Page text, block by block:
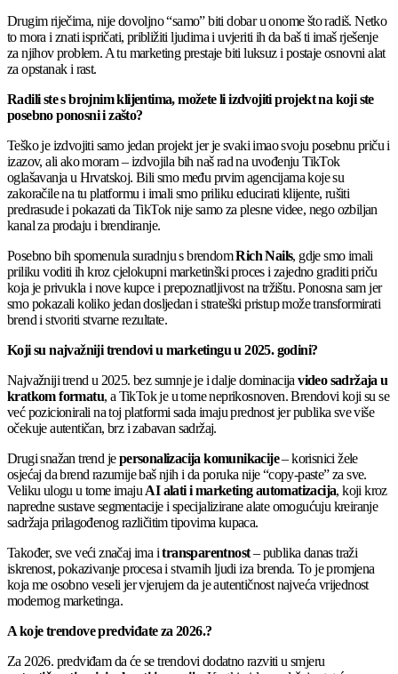
Drugim riječima, nije dovoljno “samo” biti dobar u onome što radiš. Netko
to mora i znati ispričati, približiti ljudima i uvjeriti ih da baš ti imaš rješenje
za njihov problem. A tu marketing prestaje biti luksuz i postaje osnovni alat
za opstanak i rast.
Radili ste s brojnim klijentima, možete li izdvojiti projekt na koji ste
posebno ponosni i zašto?
Teško je izdvojiti samo jedan projekt jer je svaki imao svoju posebnu priču i
izazov, ali ako moram – izdvojila bih naš rad na uvođenju TikTok
oglašavanja u Hrvatskoj. Bili smo među prvim agencijama koje su
zakoračile na tu platformu i imali smo priliku educirati klijente, rušiti
predrasude i pokazati da TikTok nije samo za plesne videe, nego ozbiljan
kanal za prodaju i brendiranje.
Posebno bih spomenula suradnju s brendomRich Nails, gdje smo imali
priliku voditi ih kroz cjelokupni marketinški proces i zajedno graditi priču
koja je privukla i nove kupce i prepoznatljivost na tržištu. Ponosna sam jer
smo pokazali koliko jedan dosljedan i strateški pristup može transformirati
brend i stvoriti stvarne rezultate.
Koji su najvažniji trendovi u marketingu u 2025. godini?
Najvažniji trend u 2025. bez sumnje je i dalje dominacijavideo sadržaja u
kratkom formatu, a TikTok je u tome neprikosnoven. Brendovi koji su se
već pozicionirali na toj platformi sada imaju prednost jer publika sve više
očekuje autentičan, brz i zabavan sadržaj.
Drugi snažan trend jepersonalizacija komunikacije– korisnici žele
osjećaj da brend razumije baš njih i da poruka nije “copy-paste” za sve.
Veliku ulogu u tome imaju AI alati i marketing automatizacija, koji kroz
napredne sustave segmentacije i specijalizirane alate omogućuju kreiranje
sadržaja prilagođenog različitim tipovima kupaca.
Također, sve veći značaj ima itransparentnost– publika danas traži
iskrenost, pokazivanje procesa i stvarnih ljudi iza brenda. To je promjena
koja me osobno veseli jer vjerujem da je autentičnost najveća vrijednost
modernog marketinga.
A koje trendove predviđate za 2026.?
Za 2026. predviđam da će se trendovi dodatno razviti u smjeru